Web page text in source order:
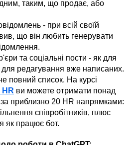
таким, що продає, або
- при всій своїй
що він любить генерувати
та соціальні пости - як для
для редагування вже написаних.
повний список. На курсі
HR ви можете отримати понад
за приблизно 20 HR напрямками:
співробітників, плюс
як працює бот.